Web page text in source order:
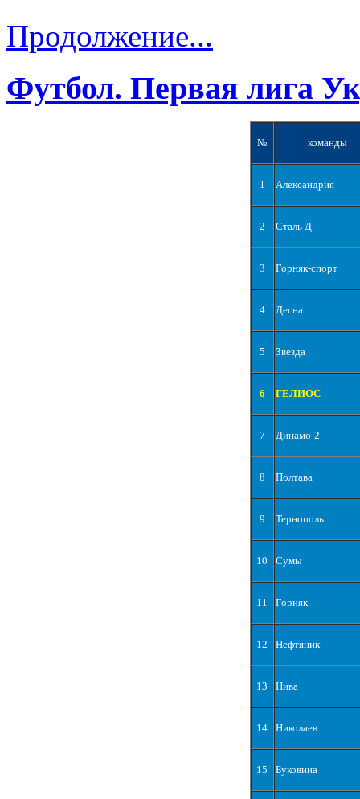
Продолжение...
Футбол. Первая лига
№ команды
1 Александрия
2 Сталь Д
3 Горняк-спорт
4 Десна
5 Звезда
6 ГЕЛИОС
7 Динамо-2
8 Полтава
9 Тернополь
10 Сумы
11 Горняк
12 Нефтяник
13 Нива
14 Николаев
15 Буковина